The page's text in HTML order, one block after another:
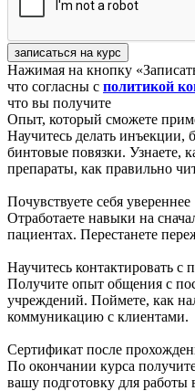
записаться на курс
Нажимая на кнопку
что согласны с политикой
что вы получите
Опыт, который сможете
Научитесь делать инъекции,
бинтовые повязки. Узнаете,
препараты, как правильно
Почувствуете себя увереннее
Отработаете навыки на
пациентах. Перестанете
Научитесь контактировать с
Получите опыт общения с
учреждений. Поймете, как
коммуникацию с клиентами.
Сертификат после
По окончании курса
вашу подготовку для работы